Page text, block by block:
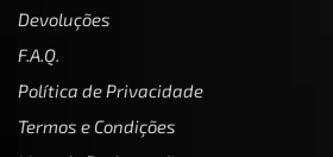
Devoluções
F.A.Q.
Política de Privacidade
Termos e Condições